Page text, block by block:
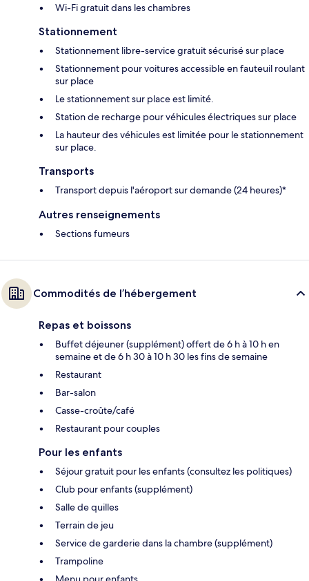
Wi-Fi gratuit dans les chambres
Stationnement
Stationnement libre-service gratuit sécurisé sur place
Stationnement pour voitures accessible en fauteuil roulant
sur place
Le stationnement sur place est limité.
Station de recharge pour véhicules électriques sur place
La hauteur des véhicules est limitée pour le stationnement
sur place.
Transports
Transport depuis l'aéroport sur demande (24 heures)*
Autres renseignements
Sections fumeurs
Commodités de l’hébergement
Repas et boissons
Buffet déjeuner (supplément) offert de 6 h à 10 h en
semaine et de 6 h 30 à 10 h 30 les fins de semaine
Restaurant
Bar-salon
Casse-croûte/café
Restaurant pour couples
Pour les enfants
Séjour gratuit pour les enfants (consultez les politiques)
Club pour enfants (supplément)
Salle de quilles
Terrain de jeu
Service de garderie dans la chambre (supplément)
Trampoline